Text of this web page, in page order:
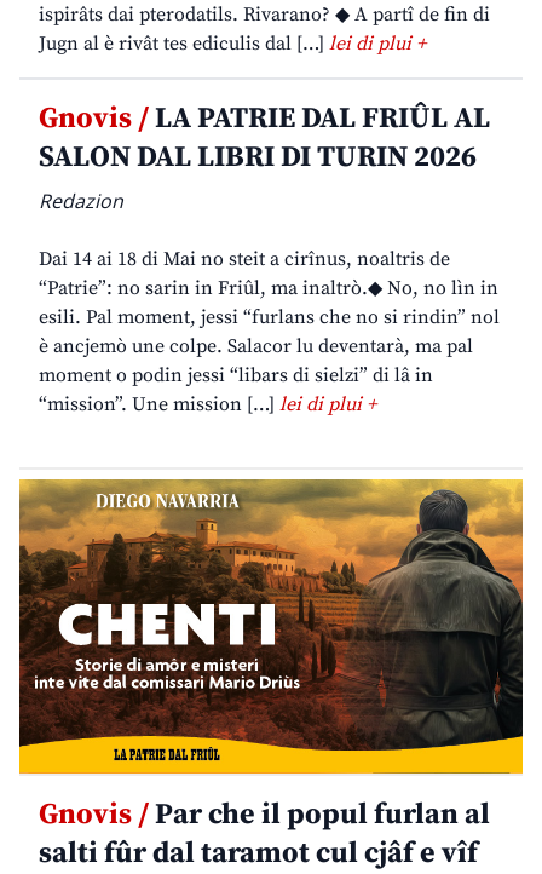
ispirâts dai pterodatils. Rivarano? ◆ A partî de fin di
Jugn al è rivât tes ediculis dal […] lei di plui +
Gnovis /LA PATRIE DAL FRIÛL AL
SALON DAL LIBRI DI TURIN 2026
Redazion
Dai 14 ai 18 di Mai no steit a cirînus, noaltris de
“Patrie”: no sarin in Friûl, ma inaltrò.◆ No, no lìn in
esili. Pal moment, jessi “furlans che no si rindin” nol
è ancjemò une colpe. Salacor lu deventarà, ma pal
moment o podin jessi “libars di sielzi” di lâ in
“mission”. Une mission […] lei di plui +
Gnovis /Par che il popul furlan al
salti fûr dal taramot cul cjâf e vîf